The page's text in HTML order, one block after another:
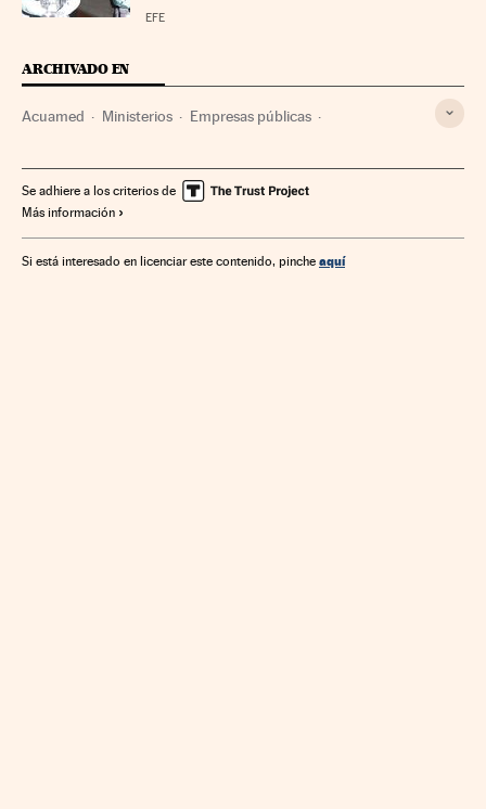
EFE
ARCHIVADO EN
Acuamed Ministerios Empresas públicas
Equipamiento urbano Urbanismo Empresas
Administración Estado
Administración pública Ministerio de Agricultura
Se adhiere a los criterios de
Más información
Si está interesado en licenciar este contenido, pinche aquí